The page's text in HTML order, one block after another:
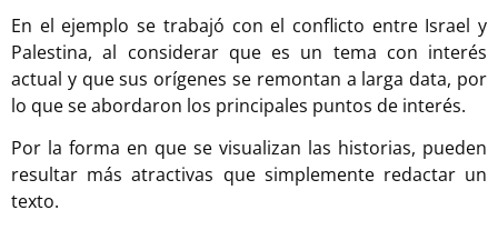
En el ejemplo se trabajó con el conflicto entre Israel y
Palestina, al considerar que es un tema con interés
actual y que sus orígenes se remontan a larga data, por
lo que se abordaron los principales puntos de interés.
Por la forma en que se visualizan las historias, pueden
resultar más atractivas que simplemente redactar un
texto.